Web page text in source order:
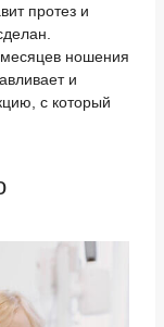
протез и
месяцев ношения
и
с который